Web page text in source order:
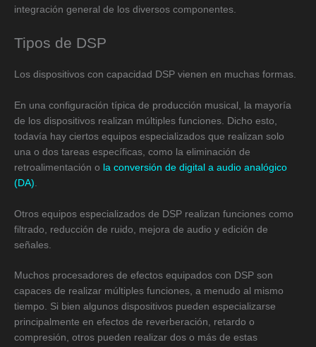
integración general de los diversos componentes.
Tipos de DSP
Los dispositivos con capacidad DSP vienen en muchas formas.
En una configuración típica de producción musical, la mayoría
de los dispositivos realizan múltiples funciones. Dicho esto,
todavía hay ciertos equipos especializados que realizan solo
una o dos tareas específicas, como la eliminación de
retroalimentación o la conversión de digital a audio analógico
(DA)
Otros equipos especializados de DSP realizan funciones como
filtrado, reducción de ruido, mejora de audio y edición de
señales.
Muchos procesadores de efectos equipados con DSP son
capaces de realizar múltiples funciones, a menudo al mismo
tiempo. Si bien algunos dispositivos pueden especializarse
principalmente en efectos de reverberación, retardo o
compresión, otros pueden realizar dos o más de estas